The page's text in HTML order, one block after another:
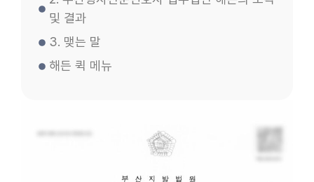
및 결과
3. 맺는 말
해든 퀵 메뉴